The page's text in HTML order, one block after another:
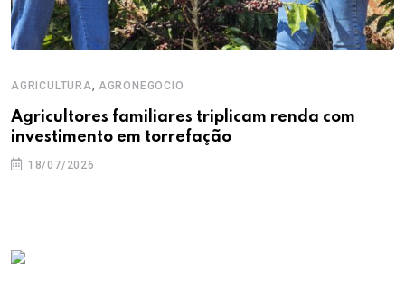
AGRICULTURA, AGRONEGOCIO
Agricultores familiares triplicam renda com
investimento em torrefação
18/07/2026